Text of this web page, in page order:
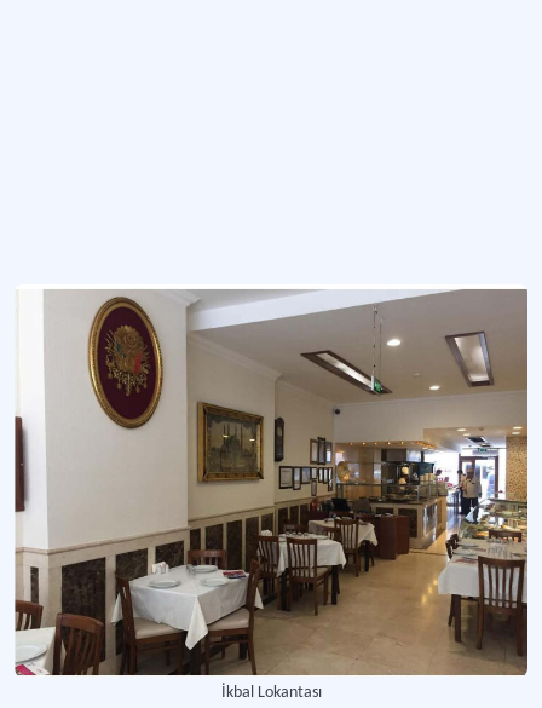
İkbal Lokantası